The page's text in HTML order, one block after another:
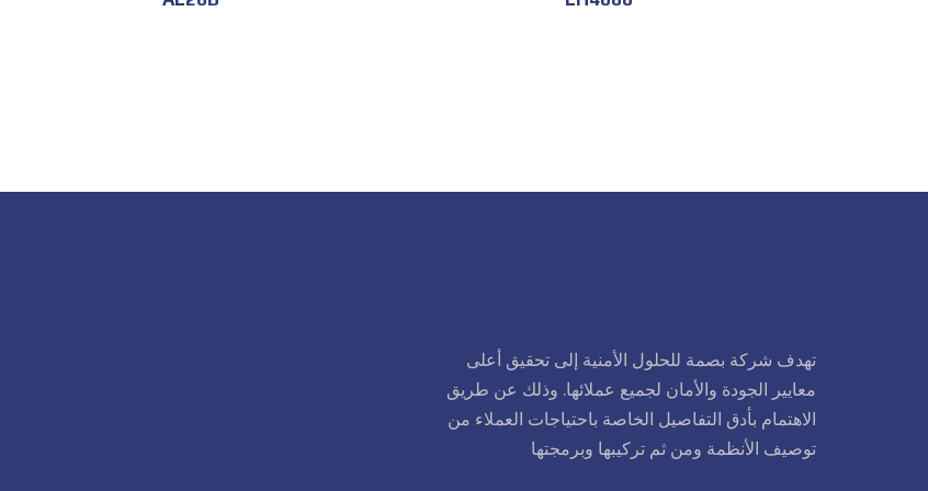
تهدف شركة بصمة للحلول الأمنية إلى تحقيق أعلى
معايير الجودة والأمان لجميع عملائها. وذلك عن طريق
الاهتمام بأدق التفاصيل الخاصة باحتياجات العملاء من
توصيف الأنظمة ومن ثم تركيبها وبرمجتها